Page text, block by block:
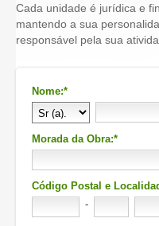
Cada unidade é jurídica e
mantendo a sua
responsável pela sua
Nome:*
Morada da Obra:*
Código Postal e
-